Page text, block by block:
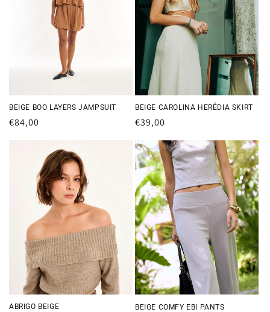
BEIGE BOO LAYERS JAMPSUIT
Precio
€84,00
BEIGE CAROLINA HERÉDIA SKIRT
Precio
€39,00
ABRIGO BEIGE BEIGE COMFY EBI PANTS